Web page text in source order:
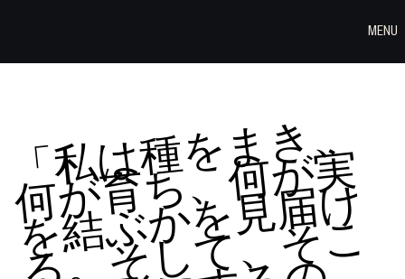
MENU
「
私
は
種
を
ま
き
、
何
が
育
ち
、
何
が
実
を
結
ぶ
か
を
見
届
け
る
。
そ
し
て
、
そ
こ
か
ら
形
に
す
る
だ
。
」 —
ス
テ
ィ
ブ
・
マ
ッ
ク
イ
ー